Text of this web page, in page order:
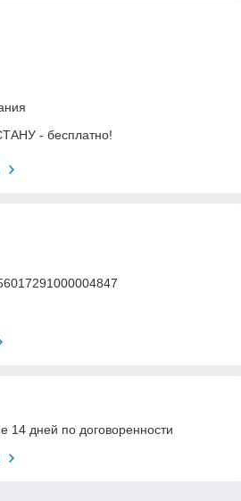
- бесплатно!
14 дней по договоренности